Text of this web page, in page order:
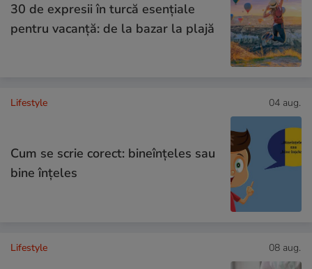
30 de expresii în turcă esențiale
pentru vacanță: de la bazar la plajă
Lifestyle 04 aug.
Cum se scrie corect: bineînțeles sau
bine înțeles
Lifestyle 08 aug.